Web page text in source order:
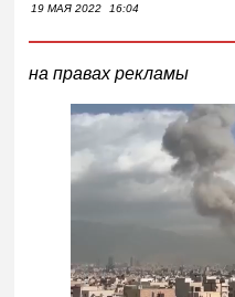
19 МАЯ 2022 16:04
на правах рекламы